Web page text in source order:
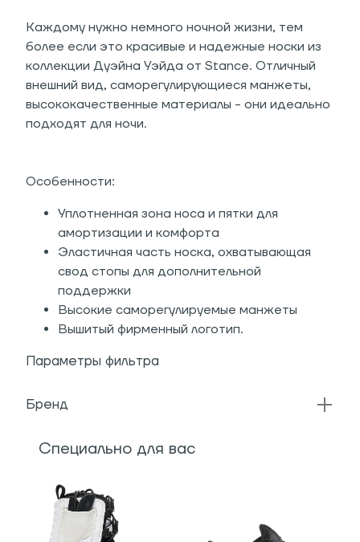
Каждому нужно немного ночной жизни, тем
более если это красивые и надежные носки из
коллекции Дуэйна Уэйда от Stance. Отличный
внешний вид, саморегулирующиеся манжеты,
высококачественные материалы - они идеально
подходят для ночи.
Особенности:
Уплотненная зона носа и пятки для
амортизации и комфорта
Эластичная часть носка, охватывающая
свод стопы для дополнительной
поддержки
Высокие саморегулируемые манжеты
Вышитый фирменный логотип.
Параметры фильтра
Бренд
Специально для вас